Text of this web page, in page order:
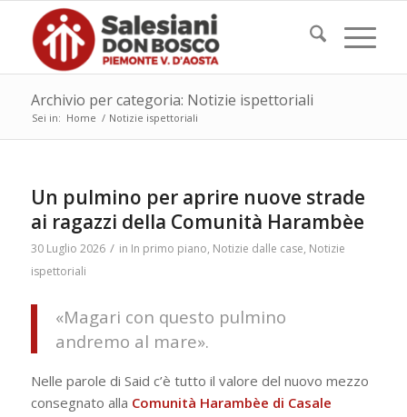
Archivio per categoria: Notizie ispettoriali
Sei in: Home / Notizie ispettoriali
Un pulmino per aprire nuove strade
ai ragazzi della Comunità Harambèe
30 Luglio 2026 / in In primo piano, Notizie dalle case, Notizie
ispettoriali
«Magari con questo pulmino
andremo al mare».
Nelle parole di Said c’è tutto il valore del nuovo mezzo
consegnato alla Comunità Harambèe di Casale